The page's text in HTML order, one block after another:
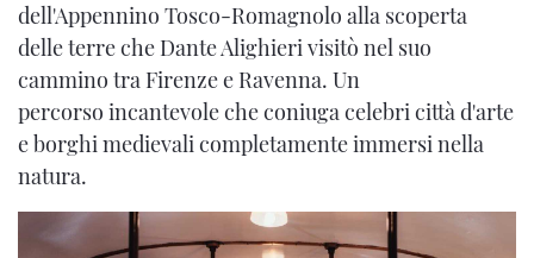
dell'Appennino Tosco-Romagnolo alla scoperta
delle terre che Dante Alighieri visitò nel suo
cammino tra Firenze e Ravenna. Un
percorso incantevole che coniuga celebri città d'arte
e borghi medievali completamente immersi nella
natura.